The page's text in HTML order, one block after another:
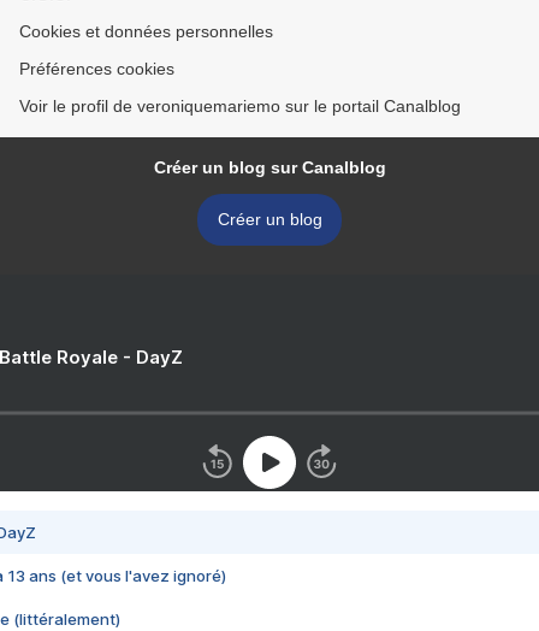
Cookies et données personnelles
Préférences cookies
Voir le profil de veroniquemariemo sur le portail Canalblog
Créer un blog sur Canalblog
Créer un blog
Royale - DayZ
13 ans (et vous l'avez ignoré)
(littéralement)